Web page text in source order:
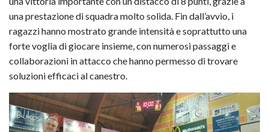
una prestazione di squadra molto solida. Fin dall’avvio, i
ragazzi hanno mostrato grande intensità e soprattutto una
forte voglia di giocare insieme, con numerosi passaggi e
collaborazioni in attacco che hanno permesso di trovare
soluzioni efficaci al canestro.